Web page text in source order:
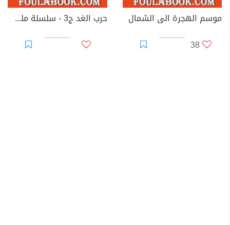
موسم الهجرة الى الشمال
38
حرب الغد ج3 - سلسلة ملف المستقبل